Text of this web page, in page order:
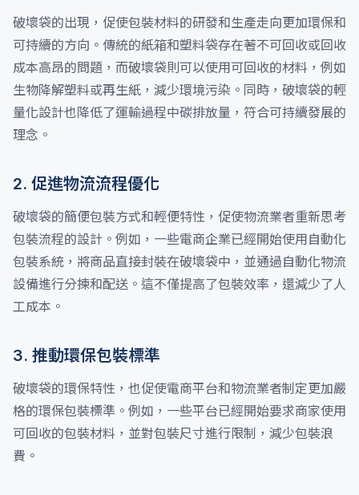
破壞袋的出現，促使包裝材料的研發和生產走向更加環保和
可持續的方向。傳統的紙箱和塑料袋存在著不可回收或回收
成本高昂的問題，而破壞袋則可以使用可回收的材料，例如
生物降解塑料或再生紙，減少環境污染。同時，破壞袋的輕
量化設計也降低了運輸過程中碳排放量，符合可持續發展的
理念。
2. 促進物流流程優化
破壞袋的簡便包裝方式和輕便特性，促使物流業者重新思考
包裝流程的設計。例如，一些電商企業已經開始使用自動化
包裝系統，將商品直接封裝在破壞袋中，並通過自動化物流
設備進行分揀和配送。這不僅提高了包裝效率，還減少了人
工成本。
3. 推動環保包裝標準
破壞袋的環保特性，也促使電商平台和物流業者制定更加嚴
格的環保包裝標準。例如，一些平台已經開始要求商家使用
可回收的包裝材料，並對包裝尺寸進行限制，減少包裝浪
費。